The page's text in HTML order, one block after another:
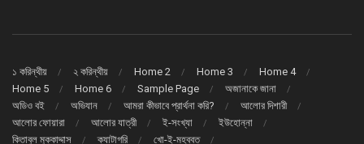
১ করিন্থীয় ২ করিন্থীয় Home 2 Home 3
Home 4
Home 5
Home 6 Sample Page
অজানাকে জানা
অডিও বই
অভিযান আমরা কীভাবে প্রার্থনা করি?
আলোর দিশারী
আলোর ফোয়ারা
আলোর যাত্রী ই-সংখ্যা
ইউহোন্না
কিতাবুল মুক্কাদ্দাস
ক্যাটাগরি খো-ই-মহব্বত্